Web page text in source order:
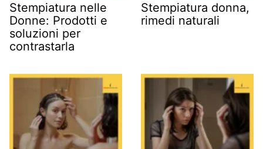
Stempiatura nelle
Donne: Prodotti e
soluzioni per
contrastarla
Stempiatura donna,
rimedi naturali